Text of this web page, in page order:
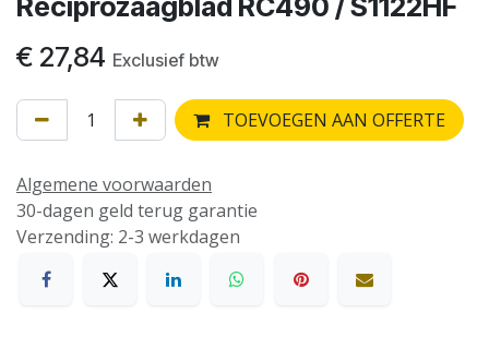
€ 27,84 Exclusief btw
TOEVOEGEN AAN OFFERTE
Algemene voorwaarden
30-dagen geld terug garantie
Verzending: 2-3 werkdagen